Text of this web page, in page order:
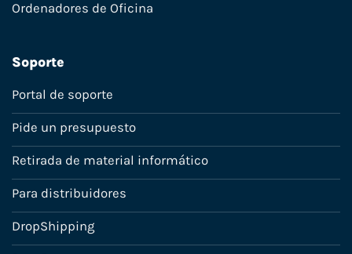
Ordenadores de Oficina
Soporte
Portal de soporte
Pide un presupuesto
Retirada de material informático
Para distribuidores
DropShipping